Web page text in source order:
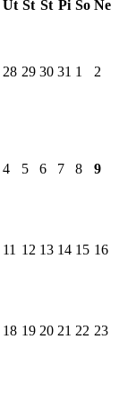
Ut St Št Pi So Ne
28 29 30 31 1 2
4 5 6 7 8 9
11 12 13 14 15 16
18 19 20 21 22 23